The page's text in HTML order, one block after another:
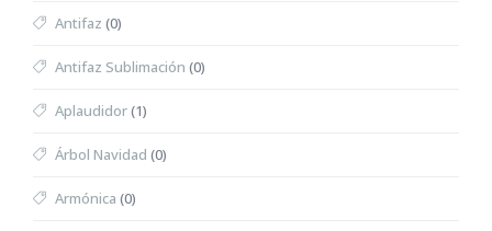
Antifaz (0)
Antifaz Sublimación (0)
Aplaudidor(1)
Árbol Navidad (0)
Armónica (0)